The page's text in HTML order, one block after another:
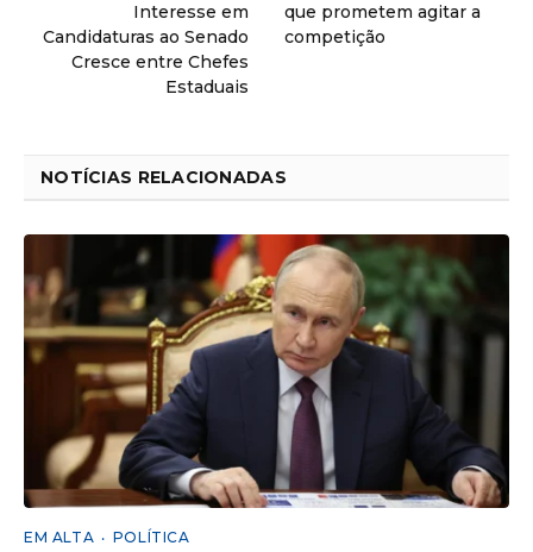
Interesse em
Candidaturas ao Senado
Cresce entre Chefes
Estaduais
que prometem agitar a
competição
NOTÍCIAS RELACIONADAS
EM ALTA POLÍTICA